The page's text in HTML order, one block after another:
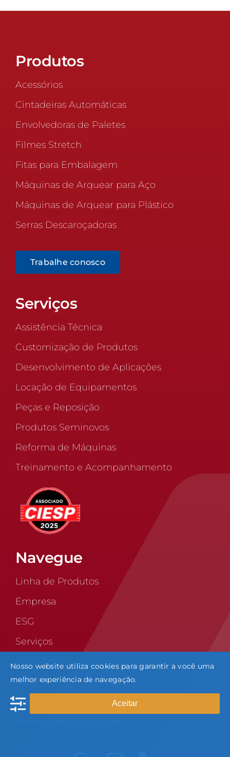
Produtos
Acessórios
Cintadeiras Automáticas
Envolvedoras de Paletes
Filmes Stretch
Fitas para Embalagem
Máquinas de Arquear para Aço
Máquinas de Arquear para Plástico
Serras Descaroçadoras
Trabalhe conosco
Serviços
Assistência Técnica
Customização de Produtos
Desenvolvimento de Aplicações
Locação de Equipamentos
Peças e Reposição
Produtos Seminovos
Reforma de Máquinas
Treinamento e Acompanhamento
Navegue
Linha de Produtos
Empresa
ESG
Serviços
Parceiros
Blog
Contato
Nosso website utiliza cookies para garantir a você uma
melhor experiência de navegação.
Aceitar